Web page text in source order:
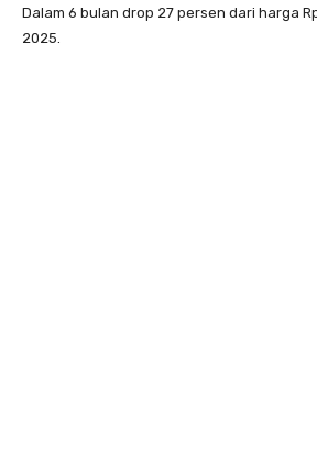
Dalam 6 bulan drop 27 persen dari harga
2025.